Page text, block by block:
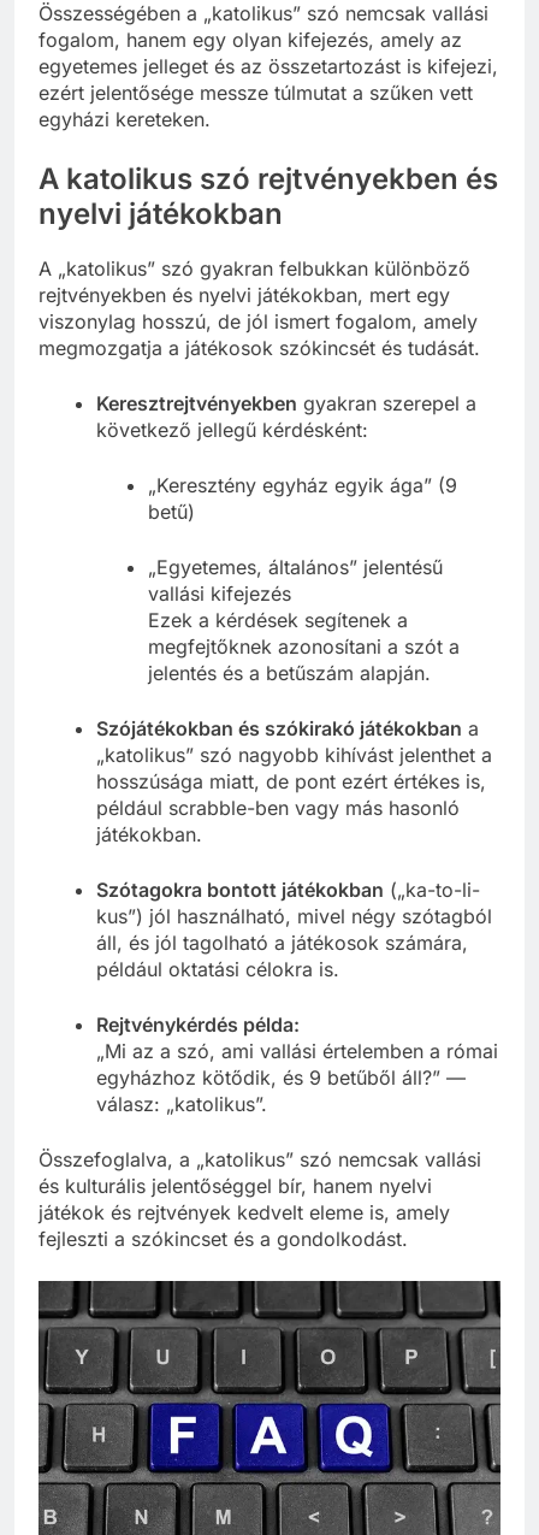
Összességében a „katolikus” szó nemcsak vallási
fogalom, hanem egy olyan kifejezés, amely az
egyetemes jelleget és az összetartozást is kifejezi,
ezért jelentősége messze túlmutat a szűken vett
egyházi kereteken.
A katolikus szó rejtvényekben és
nyelvi játékokban
A „katolikus” szó gyakran felbukkan különböző
rejtvényekben és nyelvi játékokban, mert egy
viszonylag hosszú, de jól ismert fogalom, amely
megmozgatja a játékosok szókincsét és tudását.
Keresztrejtvényekben gyakran szerepel a
következő jellegű kérdésként:
„Keresztény egyház egyik ága” (9
betű)
„Egyetemes, általános” jelentésű
vallási kifejezés
Ezek a kérdések segítenek a
megfejtőknek azonosítani a szót a
jelentés és a betűszám alapján.
Szójátékokban és szókirakó játékokban a
„katolikus” szó nagyobb kihívást jelenthet a
hosszúsága miatt, de pont ezért értékes is,
például scrabble-ben vagy más hasonló
játékokban.
Szótagokra bontott játékokban („ka-to-li-
kus”) jól használható, mivel négy szótagból
áll, és jól tagolható a játékosok számára,
például oktatási célokra is.
Rejtvénykérdés példa:
„Mi az a szó, ami vallási értelemben a római
egyházhoz kötődik, és 9 betűből áll?” —
válasz: „katolikus”.
Összefoglalva, a „katolikus” szó nemcsak vallási
és kulturális jelentőséggel bír, hanem nyelvi
játékok és rejtvények kedvelt eleme is, amely
fejleszti a szókincset és a gondolkodást.